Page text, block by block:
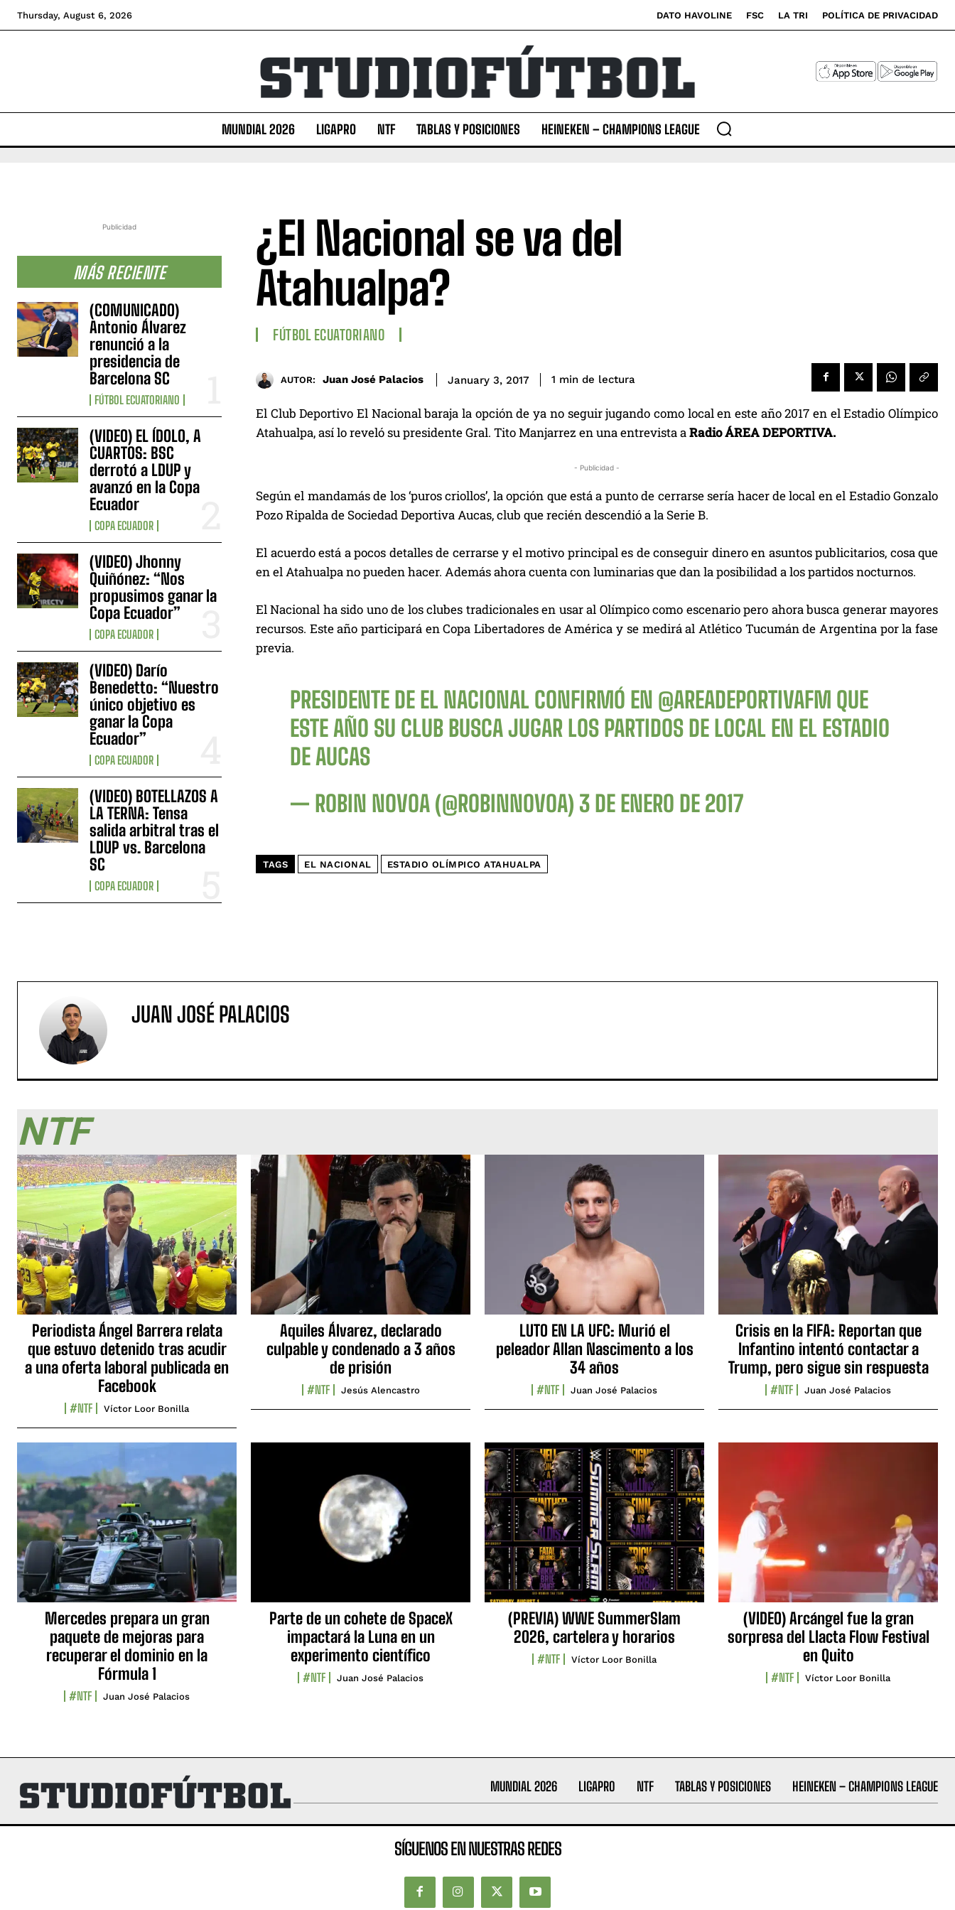
Thursday, August 6, 2026 DATO HAVOLINE FSC LA TRI POLÍTICA DE PRIVACIDAD
MUNDIAL 2026 LIGAPRO NTF TABLAS Y POSICIONES HEINEKEN – CHAMPIONS LEAGUE
Publicidad
MÁS RECIENTE
(COMUNICADO)
Antonio Álvarez
renunció a la
presidencia de
Barcelona SC
FÚTBOL ECUATORIANO
(VIDEO) EL ÍDOLO, A
CUARTOS: BSC
derrotó a LDUP y
avanzó en la Copa
Ecuador
COPA ECUADOR
(VIDEO) Jhonny
Quiñónez: “Nos
propusimos ganar la
Copa Ecuador”
COPA ECUADOR
(VIDEO) Darío
Benedetto: “Nuestro
único objetivo es
ganar la Copa
Ecuador”
COPA ECUADOR
(VIDEO) BOTELLAZOS A
LA TERNA: Tensa
salida arbitral tras el
LDUP vs. Barcelona
SC
COPA ECUADOR
¿El Nacional se va del
Atahualpa?
FÚTBOL ECUATORIANO
AUTOR: Juan José Palacios January 3, 2017 1 min de lectura
El Club Deportivo El Nacional baraja la opción de ya no seguir jugando como local en este año 2017 en el Estadio Olímpico
Atahualpa, así lo reveló su presidente Gral. Tito Manjarrez en una entrevista aRadio ÁREA DEPORTIVA.
- Publicidad -
Según el mandamás de los ‘puros criollos’, la opción que está a punto de cerrarse sería hacer de local en el Estadio Gonzalo
Pozo Ripalda de Sociedad Deportiva Aucas, club que recién descendió a la Serie B.
El acuerdo está a pocos detalles de cerrarse y el motivo principal es de conseguir dinero en asuntos publicitarios, cosa que
en el Atahualpa no pueden hacer. Además ahora cuenta con luminarias que dan la posibilidad a los partidos nocturnos.
El Nacional ha sido uno de los clubes tradicionales en usar al Olímpico como escenario pero ahora busca generar mayores
recursos. Este año participará en Copa Libertadores de América y se medirá al Atlético Tucumán de Argentina por la fase
previa.
PRESIDENTE DE EL NACIONAL CONFIRMÓ EN @AREADEPORTIVAFM QUE
ESTE AÑO SU CLUB BUSCA JUGAR LOS PARTIDOS DE LOCAL EN EL ESTADIO
DE AUCAS
— ROBIN NOVOA (@ROBINNOVOA) 3 DE ENERO DE 2017
TAGS EL NACIONAL ESTADIO OLÍMPICO ATAHUALPA
JUAN JOSÉ PALACIOS
NTF
Periodista Ángel Barrera relata
que estuvo detenido tras acudir
a una oferta laboral publicada en
Facebook
#NTF Víctor Loor Bonilla
Aquiles Álvarez, declarado
culpable y condenado a 3 años
de prisión
#NTF Jesús Alencastro
LUTO EN LA UFC: Murió el
peleador Allan Nascimento a los
34 años
#NTF Juan José Palacios
Crisis en la FIFA: Reportan que
Infantino intentó contactar a
Trump, pero sigue sin respuesta
#NTF Juan José Palacios
Mercedes prepara un gran
paquete de mejoras para
recuperar el dominio en la
Fórmula 1
#NTF Juan José Palacios
Parte de un cohete de SpaceX
impactará la Luna en un
experimento científico
#NTF Juan José Palacios
(PREVIA) WWE SummerSlam
2026, cartelera y horarios
#NTF Víctor Loor Bonilla
(VIDEO) Arcángel fue la gran
sorpresa del Llacta Flow Festival
en Quito
#NTF Víctor Loor Bonilla
MUNDIAL 2026 LIGAPRO NTF TABLAS Y POSICIONES HEINEKEN – CHAMPIONS LEAGUE
SÍGUENOS EN NUESTRAS REDES